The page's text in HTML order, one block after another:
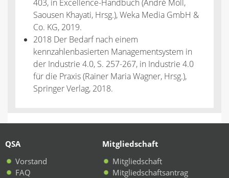
403, in Excellence-Handbuch (André Moll,
Saousen Khayati, Hrsg.), Weka Media GmbH &
Co. KG, 2019.
2018 Der Bedarf nach einem
kennzahlenbasierten Managementsystem in
der Industrie 4.0, S. 257-267, in Industrie 4.0
für die Praxis (Rainer Maria Wagner, Hrsg.),
Springer Verlag, 2018.
QSA
Vorstand
FAQ
Mitgliedschaft
Mitgliedschaft
Mitgliedschaftsantrag